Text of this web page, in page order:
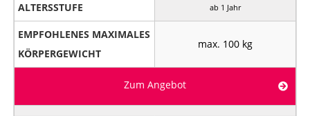
ALTERSSTUFE ab 1 Jahr
EMPFOHLENES MAXIMALES
KÖRPERGEWICHT
max. 100 kg
Zum Angebot